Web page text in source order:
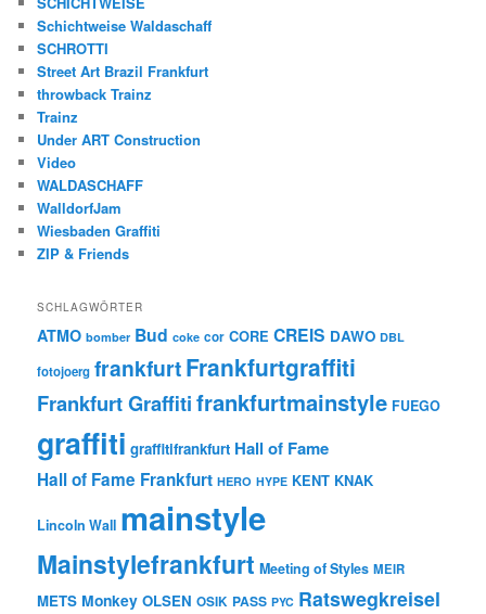
Schichtweise Waldaschaff
SCHROTTI
Street Art Brazil Frankfurt
throwback Trainz
Trainz
Under ART Construction
Video
WALDASCHAFF
WalldorfJam
Wiesbaden Graffiti
ZIP & Friends
SCHLAGWÖRTER
ATMO bomber Bud coke cor CORE CREIS DAWO DBL
fotojoerg frankfurtFrankfurtgraffiti
Frankfurt Graffitifrankfurtmainstyle FUEGO
graffiti graffitifrankfurt Hall of Fame
Hall of Fame Frankfurt HERO HYPE KENT KNAK
Lincoln Wall mainstyle
Mainstylefrankfurt Meeting of Styles MEIR
METS Monkey OLSEN OSIK PASS PYC Ratswegkreisel